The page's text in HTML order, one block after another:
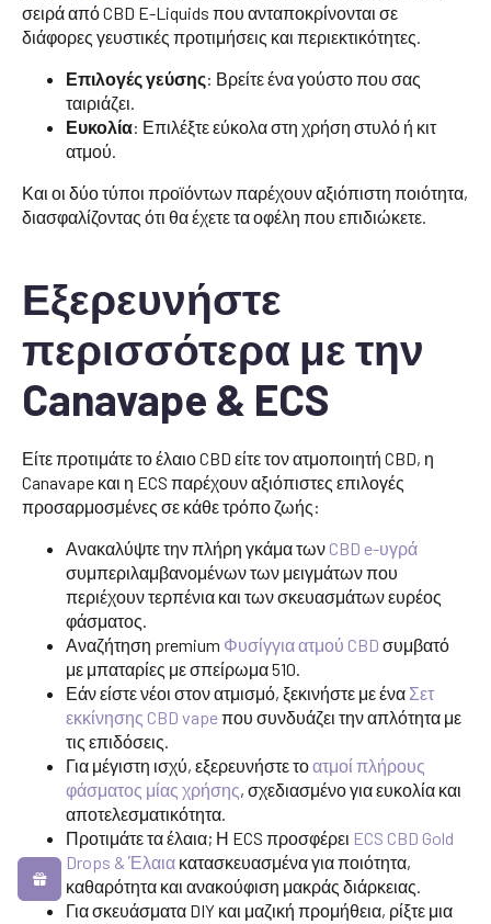
σειρά από CBD E-Liquids που ανταποκρίνονται σε
διάφορες γευστικές προτιμήσεις και περιεκτικότητες.
Επιλογές γεύσης: Βρείτε ένα γούστο που σας
ταιριάζει.
Ευκολία: Επιλέξτε εύκολα στη χρήση στυλό ή κιτ
ατμού.
Και οι δύο τύποι προϊόντων παρέχουν αξιόπιστη ποιότητα,
διασφαλίζοντας ότι θα έχετε τα οφέλη που επιδιώκετε.
Εξερευνήστε
περισσότερα με την
Canavape & ECS
Είτε προτιμάτε το έλαιο CBD είτε τον ατμοποιητή CBD, η
Canavape και η ECS παρέχουν αξιόπιστες επιλογές
προσαρμοσμένες σε κάθε τρόπο ζωής:
Ανακαλύψτε την πλήρη γκάμα των CBD e-υγρά
συμπεριλαμβανομένων των μειγμάτων που
περιέχουν τερπένια και των σκευασμάτων ευρέος
φάσματος.
Αναζήτηση premium Φυσίγγια ατμού CBD συμβατό
με μπαταρίες με σπείρωμα 510.
Εάν είστε νέοι στον ατμισμό, ξεκινήστε με ένα Σετ
εκκίνησης CBD vapeπου συνδυάζει την απλότητα με
τις επιδόσεις.
Για μέγιστη ισχύ, εξερευνήστε τοατμοί πλήρους
φάσματος μίας χρήσης, σχεδιασμένο για ευκολία και
αποτελεσματικότητα.
Προτιμάτε τα έλαια; Η ECS προσφέρει ECS CBD Gold
Drops & Έλαια κατασκευασμένα για ποιότητα,
καθαρότητα και ανακούφιση μακράς διάρκειας.
Για σκευάσματα DIY και μαζική προμήθεια, ρίξτε μια